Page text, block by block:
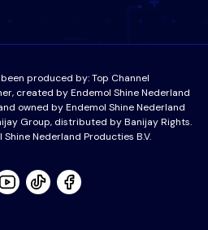
produced by:Top Channel
created by Endemol Shine Nederland
owned by Endemol Shine Nederland
Group, distributed by Banijay Rights.
Nederland Producties B.V.